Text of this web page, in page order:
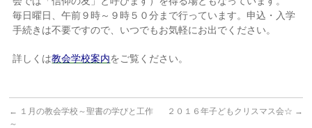
毎日曜日、午前９時～９時５０分まで行っています。申込・入学
手続きは不要ですので、いつでもお気軽にお出でください。
詳しくは教会学校案内をご覧ください。
← １月の教会学校～聖書の学びと工作
～
２０１６年子どもクリスマス会☆ →